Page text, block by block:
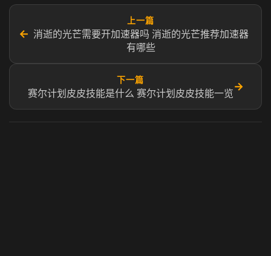
←
上一篇
消逝的光芒需要开加速器吗 消逝的光芒推荐加速器
有哪些
下一篇
赛尔计划皮皮技能是什么 赛尔计划皮皮技能一览
→